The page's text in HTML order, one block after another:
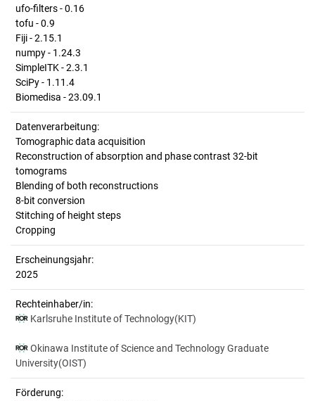
ufo-filters - 0.16
tofu - 0.9
Fiji - 2.15.1
numpy - 1.24.3
SimpleITK - 2.3.1
SciPy - 1.11.4
Biomedisa - 23.09.1
Datenverarbeitung:
Tomographic data acquisition
Reconstruction of absorption and phase contrast 32-bit
tomograms
Blending of both reconstructions
8-bit conversion
Stitching of height steps
Cropping
Erscheinungsjahr:
2025
Rechteinhaber/in:
Karlsruhe Institute of Technology(KIT)
Okinawa Institute of Science and Technology Graduate
University(OIST)
Förderung: